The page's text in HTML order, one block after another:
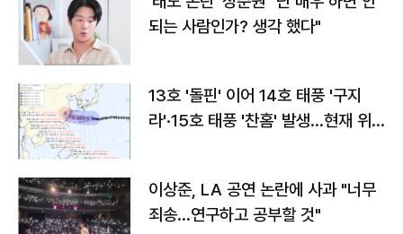
되는 사람인가? 생각 했다"
13호 '돌핀' 이어 14호 태풍 '구지
라'·15호 태풍 '찬홈' 발생…현재 위
이상준, LA 공연 논란에 사과 "너무
죄송…연구하고 공부할 것"